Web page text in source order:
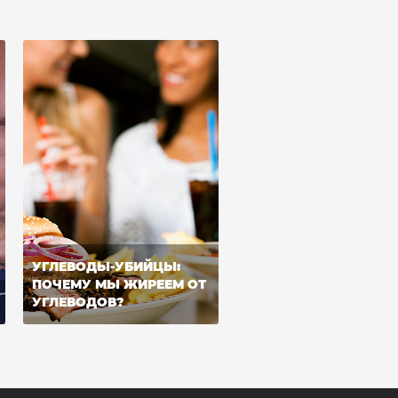
УГЛЕВОДЫ-УБИЙЦЫ:
ПОЧЕМУ МЫ ЖИРЕЕМ ОТ
УГЛЕВОДОВ?